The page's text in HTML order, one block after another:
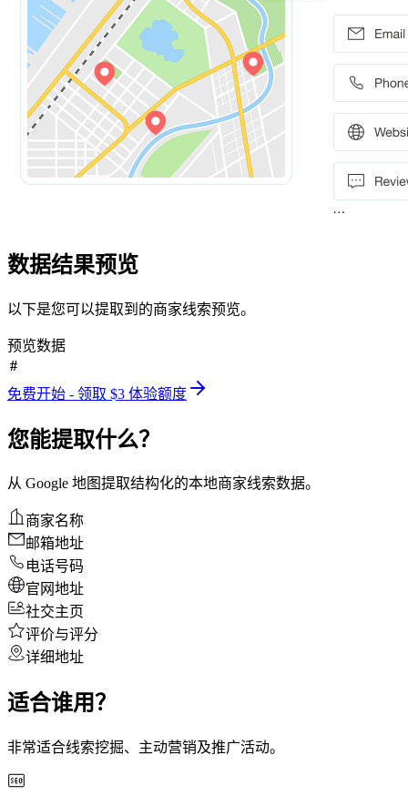
数据结果预览
以下是您可以提取到的商家线索预览。
预览数据
#
免费开始 - 领取 $3 体验额度
您能提取什么？
从 Google 地图提取结构化的本地商家线索数据。
商家名称
邮箱地址
电话号码
官网地址
社交主页
评价与评分
详细地址
适合谁用？
非常适合线索挖掘、主动营销及推广活动。